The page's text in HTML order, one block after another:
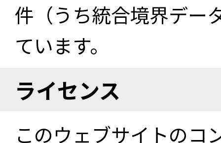
件（うち統合境界デー
ています。
ライセンス
このウェブサイトのコ